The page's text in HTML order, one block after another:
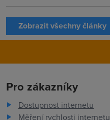
Zobrazit všechny články
Pro zákazníky
Dostupnost internetu
Měření rychlosti internetu